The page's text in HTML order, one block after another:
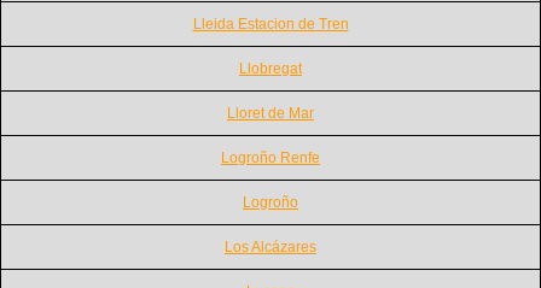
Lleida Estacion de Tren
Llobregat
Lloret de Mar
Logroño Renfe
Logroño
Los Alcázares